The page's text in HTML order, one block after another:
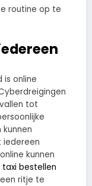
routine op te
is online
tot
iedereen
kunnen
taxi bestellen
ritje te